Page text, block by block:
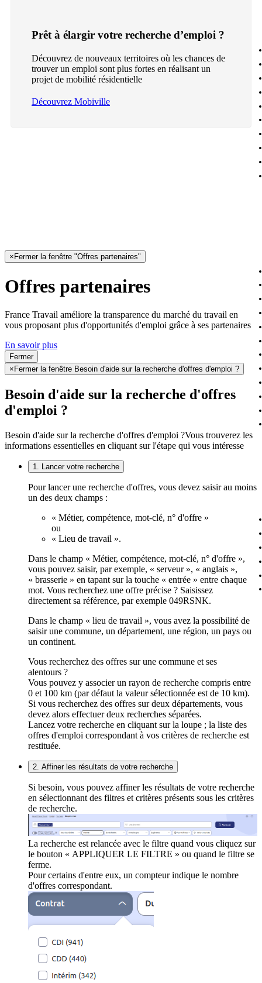
Prêt à élargir votre recherche d’emploi ?
Découvrez de nouveaux territoires où les chances de
trouver un emploi sont plus fortes en réalisant un
projet de mobilité résidentielle
Découvrez Mobiville
× Fermer la fenêtre "Offres partenaires"
Offres partenaires
France Travail améliore la transparence du marché du travail en
vous proposant plus d'opportunités d'emploi grâce à ses partenaires
En savoir plus
Fermer
× Fermer la fenêtre Besoin d'aide sur la recherche d'offres d'emploi ?
Besoin d'aide sur la recherche d'offres
d'emploi ?
Besoin d'aide sur la recherche d'offres d'emploi ?Vous trouverez les
informations essentielles en cliquant sur l'étape qui vous intéresse
1. Lancer votre recherche
Pour lancer une recherche d'offres, vous devez saisir au moins
un des deux champs :
« Métier, compétence, mot-clé, n° d'offre »
ou
« Lieu de travail ».
Dans le champ « Métier, compétence, mot-clé, n° d'offre »,
vous pouvez saisir, par exemple, « serveur », « anglais »,
« brasserie » en tapant sur la touche « entrée » entre chaque
mot. Vous recherchez une offre précise ? Saisissez
directement sa référence, par exemple 049RSNK.
Dans le champ « lieu de travail », vous avez la possibilité de
saisir une commune, un département, une région, un pays ou
un continent.
Vous recherchez des offres sur une commune et ses
alentours ?
Vous pouvez y associer un rayon de recherche compris entre
0 et 100 km (par défaut la valeur sélectionnée est de 10 km).
Si vous recherchez des offres sur deux départements, vous
devez alors effectuer deux recherches séparées.
Lancez votre recherche en cliquant sur la loupe ; la liste des
offres d'emploi correspondant à vos critères de recherche est
restituée.
2. Affiner les résultats de votre recherche
Si besoin, vous pouvez affiner les résultats de votre recherche
en sélectionnant des filtres et critères présents sous les critères
de recherche.
La recherche est relancée avec le filtre quand vous cliquez sur
le bouton « APPLIQUER LE FILTRE » ou quand le filtre se
ferme.
Pour certains d'entre eux, un compteur indique le nombre
d'offres correspondant.